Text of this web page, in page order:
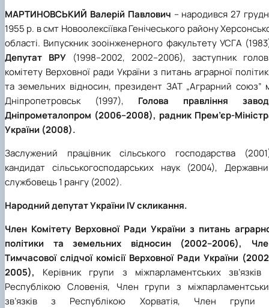
МАРТИНОВСЬКИЙ Валерій Павлович – народився 27
1955 р. в смт Новоолексіївка Генічеського району
області. Випускник зооінженерного факультету УСГА
Депутат ВРУ (1998–2002, 2002–2006), заступник
комітету Верховної ради України з питань аграрної
та земельних відносин, президент ЗАТ „Аграрний союз”
Дніпропетровськ (1997), Голова правління
Дніпрометалопром (2006–2008), радник Прем’єр-
України (2008).
Заслужений працівник сільського господарства
кандидат сільськогосподарських наук (2004),
службовець 1 рангу (2002).
Народний депутат України IV скликання.
Член Комітету Верховної Ради України з питань
політики та земельних відносин (2002–2006),
Тимчасової слідчої комісії Верховної Ради України
2005), Керівник групи з міжпарламентських зв’язків
Республікою Словенія, Член групи з
зв’язків з Республікою Хорватія, Член групи